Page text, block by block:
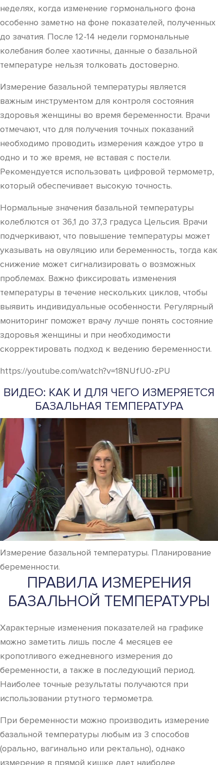
неделях, когда изменение гормонального фона
особенно заметно на фоне показателей, полученных
до зачатия. После 12-14 недели гормональные
колебания более хаотичны, данные о базальной
температуре нельзя толковать достоверно.
Измерение базальной температуры является
важным инструментом для контроля состояния
здоровья женщины во время беременности. Врачи
отмечают, что для получения точных показаний
необходимо проводить измерения каждое утро в
одно и то же время, не вставая с постели.
Рекомендуется использовать цифровой термометр,
который обеспечивает высокую точность.
Нормальные значения базальной температуры
колеблются от 36,1 до 37,3 градуса Цельсия. Врачи
подчеркивают, что повышение температуры может
указывать на овуляцию или беременность, тогда как
снижение может сигнализировать о возможных
проблемах. Важно фиксировать изменения
температуры в течение нескольких циклов, чтобы
выявить индивидуальные особенности. Регулярный
мониторинг поможет врачу лучше понять состояние
здоровья женщины и при необходимости
скорректировать подход к ведению беременности.
https://youtube.com/watch?v=18NUfU0-zPU
ВИДЕО: КАК И ДЛЯ ЧЕГО ИЗМЕРЯЕТСЯ
БАЗАЛЬНАЯ ТЕМПЕРАТУРА
Измерение базальной температуры. Планирование
беременности.
ПРАВИЛА ИЗМЕРЕНИЯ
БАЗАЛЬНОЙ ТЕМПЕРАТУРЫ
Характерные изменения показателей на графике
можно заметить лишь после 4 месяцев ее
кропотливого ежедневного измерения до
беременности, а также в последующий период.
Наиболее точные результаты получаются при
использовании ртутного термометра.
При беременности можно производить измерение
базальной температуры любым из 3 способов
(орально, вагинально или ректально), однако
измерение в прямой кишке дает наиболее